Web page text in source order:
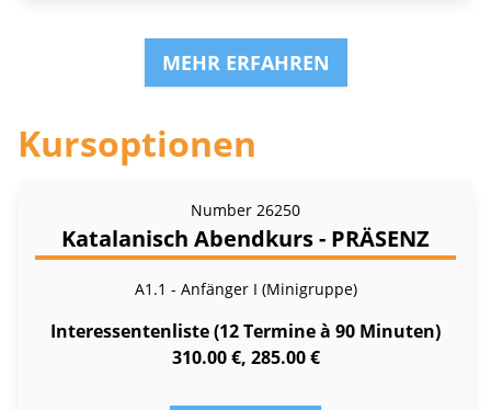
MEHR ERFAHREN
Kursoptionen
Number 26250
Katalanisch Abendkurs - PRÄSENZ
A1.1 - Anfänger I (Minigruppe)
Interessentenliste (12 Termine à 90 Minuten)
310.00 €, 285.00 €